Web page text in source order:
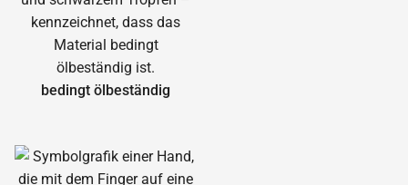
bedingt ölbeständig